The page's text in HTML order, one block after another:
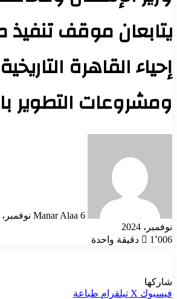
يتابعان موقف
إحياء القاهرة
ومشروعات التطوير
Manar Alaa 6 نوفمبر، 2024
نوفمبر، 2024
1٬006
دقيقة واحدة
شاركها
فيسبوك ‫X تيلقرام طباعة